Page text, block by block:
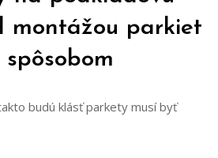
montážou parkiet
budú klásť parkety musí byť